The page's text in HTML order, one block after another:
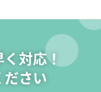
対応！
さい